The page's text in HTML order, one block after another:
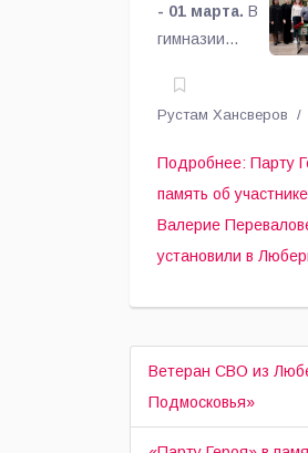
Валерие
Люберцах
- 01 марта. В
гимназии
Томилино
увековечили
выпускника –
участника
специальной
военной
Перевалова.
Рустам Хансверов
Подробнее: Парту
память об
Валерие
установили в
Ветеран СВО из
Подмосковья»